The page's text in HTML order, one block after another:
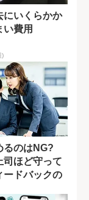
にいくらかか
い費用
)
るのはNG?
司ほど守って
ードバックの